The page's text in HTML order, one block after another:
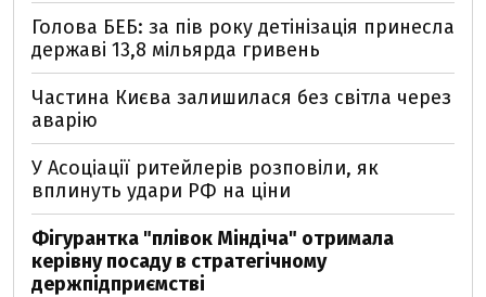
Голова БЕБ: за пів року детінізація принесла
державі 13,8 мільярда гривень
Частина Києва залишилася без світла через
аварію
У Асоціації ритейлерів розповіли, як
вплинуть удари РФ на ціни
Фігурантка "плівок Міндіча" отримала
керівну посаду в стратегічному
держпідприємстві